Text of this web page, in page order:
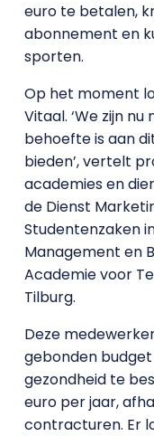
euro te betalen,
abonnement en
sporten.
Op het moment
Vitaal. ‘We zijn
behoefte is aan
bieden’, vertelt
academies en
de Dienst
Studentenzaken
Management en
Academie voor
Tilburg.
Deze
gebonden
gezondheid te
euro per jaar,
contracturen. Er